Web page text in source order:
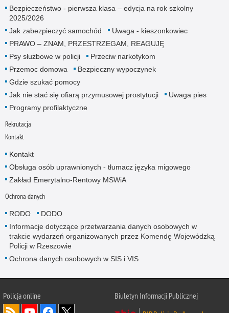
Bezpieczeństwo - pierwsza klasa – edycja na rok szkolny
2025/2026
Jak zabezpieczyć samochód
Uwaga - kieszonkowiec
PRAWO – ZNAM, PRZESTRZEGAM, REAGUJĘ
Psy służbowe w policji
Przeciw narkotykom
Przemoc domowa
Bezpieczny wypoczynek
Gdzie szukać pomocy
Jak nie stać się ofiarą przymusowej prostytucji
Uwaga pies
Programy profilaktyczne
Rekrutacja
Kontakt
Kontakt
Obsługa osób uprawnionych - tłumacz języka migowego
Zakład Emerytalno-Rentowy MSWiA
Ochrona danych
RODO
DODO
Informacje dotyczące przetwarzania danych osobowych w
trakcie wydarzeń organizowanych przez Komendę Wojewódzką
Policji w Rzeszowie
Ochrona danych osobowych w SIS i VIS
Policja online
Biuletyn Informacji Publicznej